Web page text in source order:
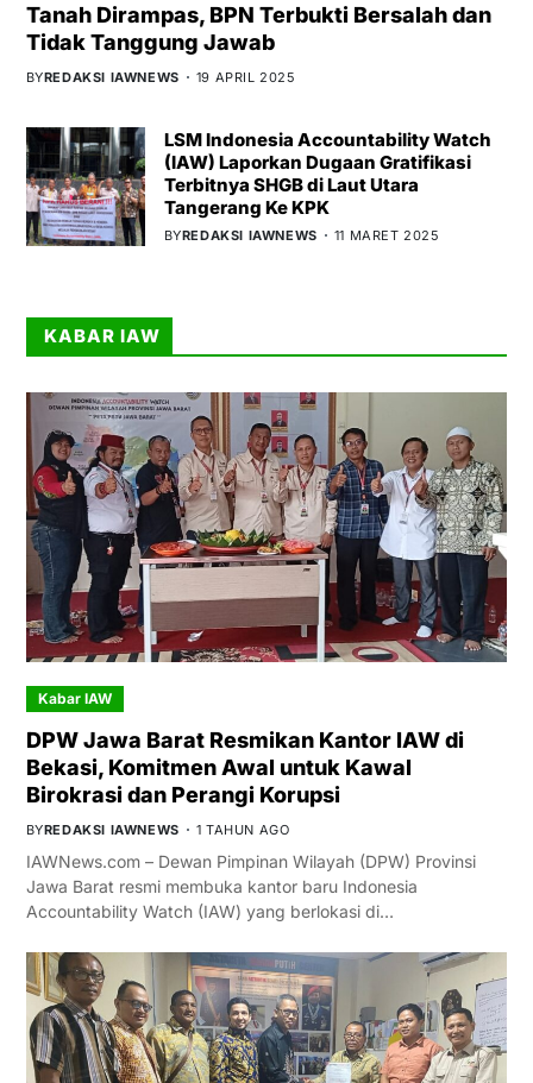
Tanah Dirampas, BPN Terbukti Bersalah dan
Tidak Tanggung Jawab
BYREDAKSI IAWNEWS 19 APRIL 2025
LSM Indonesia Accountability Watch
(IAW) Laporkan Dugaan Gratifikasi
Terbitnya SHGB di Laut Utara
Tangerang Ke KPK
BYREDAKSI IAWNEWS 11 MARET 2025
KABAR IAW
Kabar IAW
DPW Jawa Barat Resmikan Kantor IAW di
Bekasi, Komitmen Awal untuk Kawal
Birokrasi dan Perangi Korupsi
BYREDAKSI IAWNEWS 1 TAHUN AGO
IAWNews.com – Dewan Pimpinan Wilayah (DPW) Provinsi
Jawa Barat resmi membuka kantor baru Indonesia
Accountability Watch (IAW) yang berlokasi di…